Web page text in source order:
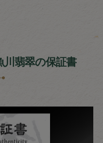
川翡翠の保証書